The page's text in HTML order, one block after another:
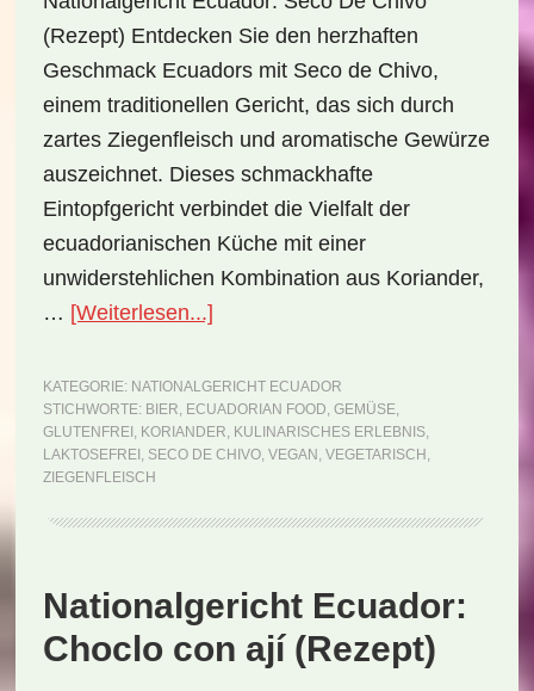
(Rezept) Entdecken Sie den herzhaften
Geschmack Ecuadors mit Seco de Chivo,
einem traditionellen Gericht, das sich durch
zartes Ziegenfleisch und aromatische Gewürze
auszeichnet. Dieses schmackhafte
Eintopfgericht verbindet die Vielfalt der
ecuadorianischen Küche mit einer
unwiderstehlichen Kombination aus Koriander,
… [Weiterlesen...]ÜberNationalgericht
Seco
de
chivo
KATEGORIE: NATIONALGERICHT ECUADOR
STICHWORTE: BIER, ECUADORIAN FOOD, GEMÜSE,
GLUTENFREI , KORIANDER, KULINARISCHES ERLEBNIS,
LAKTOSEFREI , SECO DE CHIVO, VEGAN , VEGETARISCH ,
ZIEGENFLEISCH
Nationalgericht Ecuador:
Choclo con ají (Rezept)